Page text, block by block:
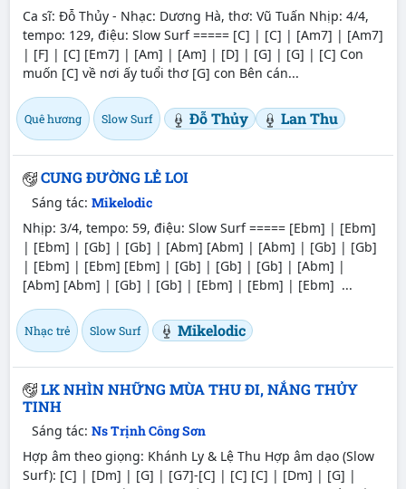
Ca sĩ: Đỗ Thủy - Nhạc: Dương Hà, thơ: Vũ Tuấn Nhịp: 4/4,
tempo: 129, điệu: Slow Surf ===== [C] | [C] | [Am7] | [Am7]
| [F] | [C] [Em7] | [Am] | [Am] | [D] | [G] | [G] | [C] Con
muốn [C] về nơi ấy tuổi thơ [G] con Bên cán...
Quê hương Slow Surf Đỗ Thủy Lan Thu
CUNG ĐƯỜNG LẺ LOI
Sáng tác: Mikelodic
Nhịp: 3/4, tempo: 59, điệu: Slow Surf ===== [Ebm] | [Ebm]
| [Ebm] | [Gb] | [Gb] | [Abm] [Abm] | [Abm] | [Gb] | [Gb]
| [Ebm] | [Ebm] [Ebm] | [Gb] | [Gb] | [Gb] | [Abm] |
[Abm] [Abm] | [Gb] | [Gb] | [Ebm] | [Ebm] | [Ebm] ...
Nhạc trẻ Slow Surf Mikelodic
LK NHÌN NHỮNG MÙA THU ĐI, NẮNG THỦY
TINH
Sáng tác: Ns Trịnh Công Sơn
Hợp âm theo giọng: Khánh Ly & Lệ Thu Hợp âm dạo (Slow
Surf): [C] | [Dm] | [G] | [G7]-[C] | [C] [C] | [Dm] | [G] |